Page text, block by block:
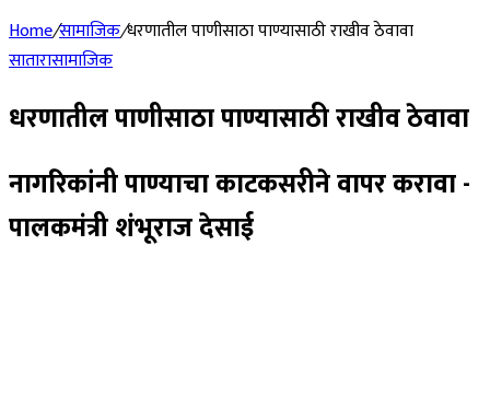
Home/सामाजिक/धरणातील पाणीसाठा पाण्यासाठी राखीव ठेवावा
सातारासामाजिक
धरणातील पाणीसाठा पाण्यासाठी राखीव ठेवावा
नागरिकांनी पाण्याचा काटकसरीने वापर करावा -
पालकमंत्री शंभूराज देसाई